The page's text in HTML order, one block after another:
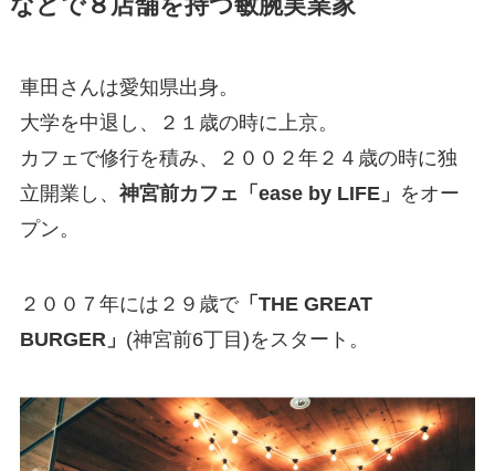
などで８店舗を持つ敏腕実業家
車田さんは愛知県出身。
大学を中退し、２１歳の時に上京。
カフェで修行を積み、２００２年２４歳の時に独
立開業し、 神宮前カフェ「ease by LIFE」 をオー
プン。
２００７年には２９歳で「THE GREAT
BURGER」 (神宮前6丁目)をスタート。